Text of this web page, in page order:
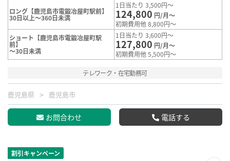
ロング【鹿児島市電鍛冶屋町駅前】
30日以上～360日未満
1日当たり 3,500円～
124,800 円/月～
初期費用他 8,800円～
ショート【鹿児島市電鍛冶屋町駅
前】
～30日未満
1日当たり 3,600円～
127,800 円/月～
初期費用他 5,500円～
テレワーク・在宅勤務可
鹿児島県 鹿児島市
お問合わせ 電話する
割引キャンペーン